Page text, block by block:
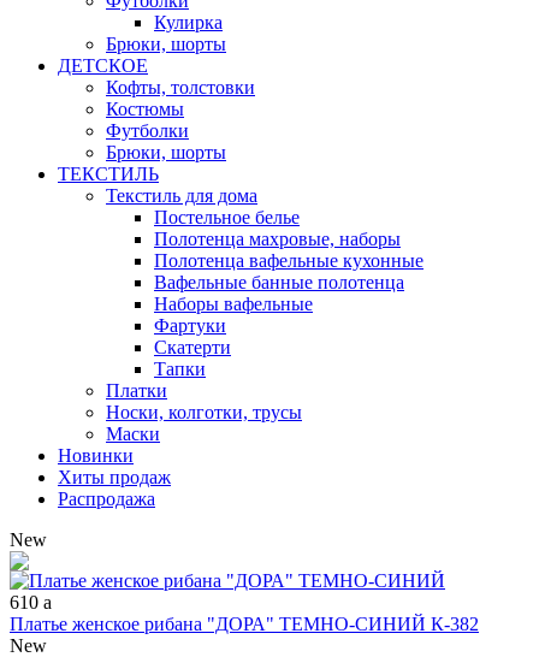
Кулирка
Брюки, шорты
ДЕТСКОЕ
Кофты, толстовки
Костюмы
Футболки
Брюки, шорты
ТЕКСТИЛЬ
Текстиль для дома
Постельное белье
Полотенца махровые, наборы
Полотенца вафельные кухонные
Вафельные банные полотенца
Наборы вафельные
Фартуки
Скатерти
Тапки
Платки
Носки, колготки, трусы
Маски
Новинки
Хиты продаж
Распродажа
New
610 a
Платье женское рибана "ДОРА" ТЕМНО-СИНИЙ К-382
New